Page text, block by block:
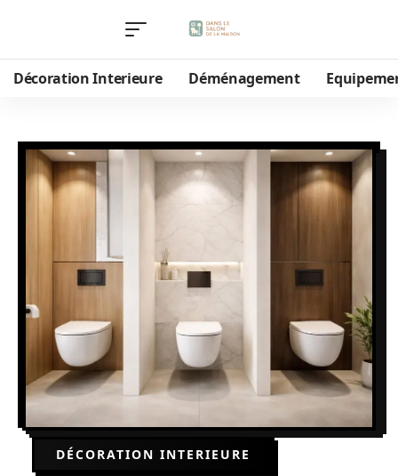
Décoration Interieure Déménagement
DÉCORATION INTERIEURE